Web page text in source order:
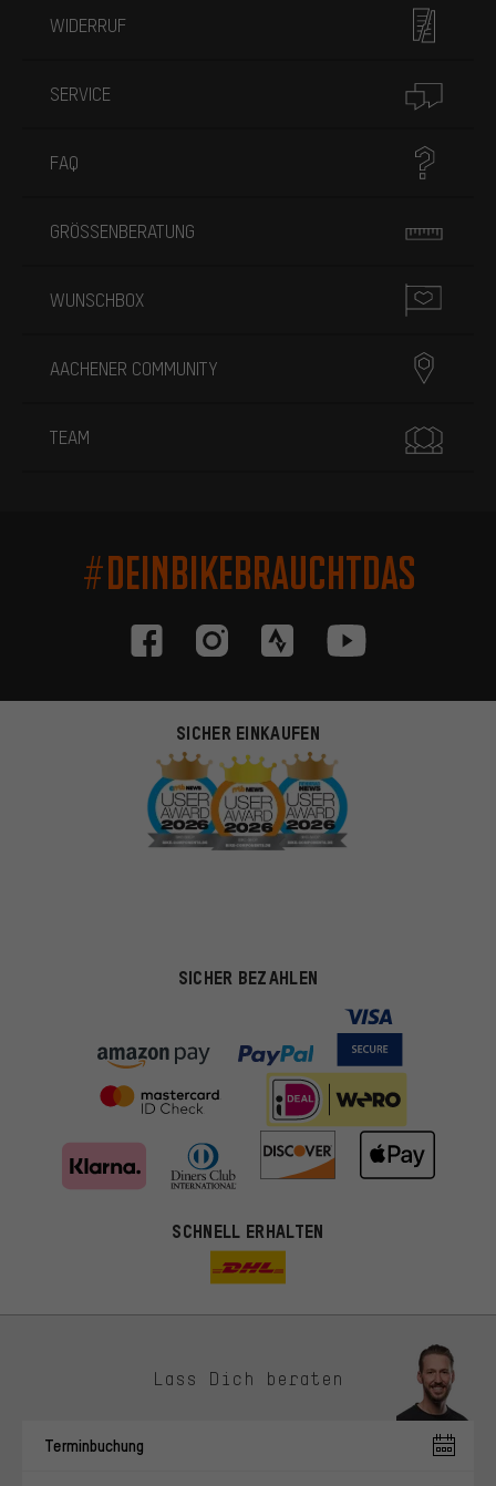
WIDERRUF
SERVICE
FAQ
GRÖSSENBERATUNG
WUNSCHBOX
AACHENER COMMUNITY
TEAM
#DEINBIKEBRAUCHTDAS
SICHER EINKAUFEN
SICHER BEZAHLEN
SCHNELL ERHALTEN
Lass Dich beraten
Terminbuchung
Du bekommst, statt zufälliger Werbung, genauer passende
Angebote von uns. Diese Cookies helfen uns, Deine Interessen